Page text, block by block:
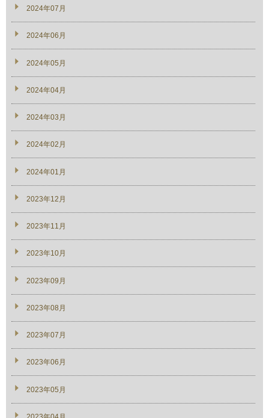
2024年07月
2024年06月
2024年05月
2024年04月
2024年03月
2024年02月
2024年01月
2023年12月
2023年11月
2023年10月
2023年09月
2023年08月
2023年07月
2023年06月
2023年05月